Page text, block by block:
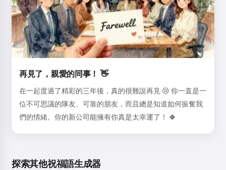
再見了，親愛的同事！ 👋
在一起度過了精彩的三年後，真的很難說再見 😢 你一直是一
位不可思議的隊友、可靠的朋友，而且總是知道如何振奮我
們的情緒。你的新公司能擁有你真是太幸運了！ 🍀
探索其他祝福語生成器